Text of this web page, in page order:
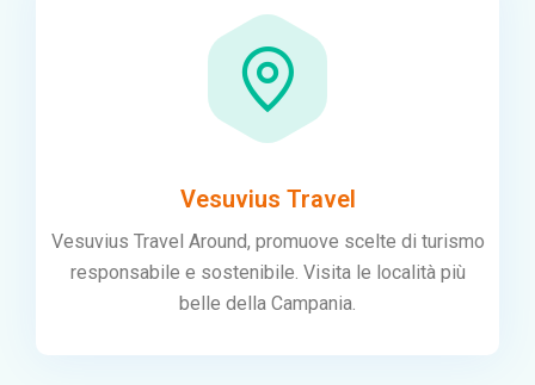
Vesuvius Travel
Vesuvius Travel Around, promuove scelte di turismo
responsabile e sostenibile. Visita le località più
belle della Campania.